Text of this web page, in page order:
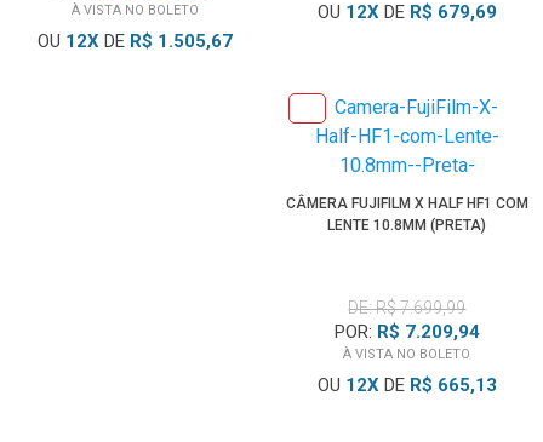
À VISTA NO BOLETO
OU 12X DE R$ 1.505,67
OU 12XDE R$ 679,69
CÂMERA FUJIFILM X HALF HF1 COM
LENTE 10.8MM (PRETA)
DE: R$ 7.699,99
POR: R$ 7.209,94
À VISTA NO BOLETO
OU 12XDE R$ 665,13